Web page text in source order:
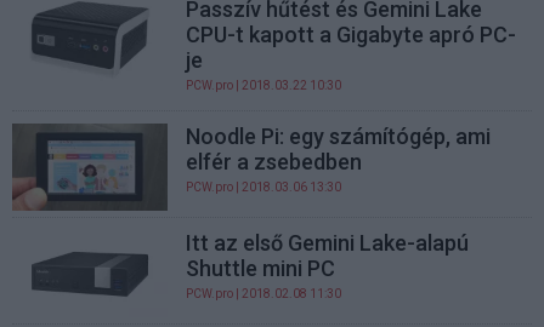
Passzív hűtést és Gemini Lake
CPU-t kapott a Gigabyte apró PC-
je
PCW.pro | 2018.03.22 10:30
Noodle Pi: egy számítógép, ami
elfér a zsebedben
PCW.pro | 2018.03.06 13:30
Itt az első Gemini Lake-alapú
Shuttle mini PC
PCW.pro | 2018.02.08 11:30